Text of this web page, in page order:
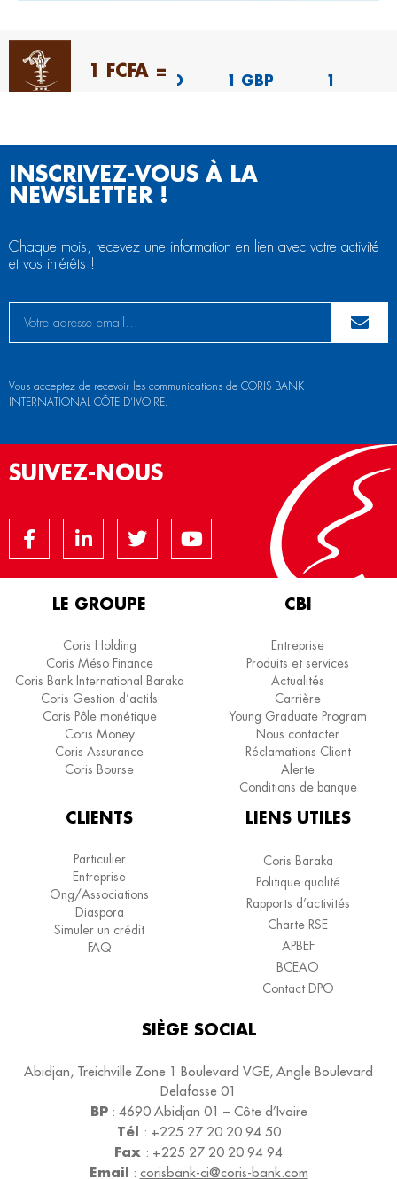
1 FCFA =
1 EUR 1 USD 1 GBP
1
0.416
INSCRIVEZ-VOUS À LA
NEWSLETTER !
Chaque mois, recevez une information en lien avec votre activité
et vos intérêts !
Vous acceptez de recevoir les communications de CORIS BANK
INTERNATIONAL CÔTE D’IVOIRE.
SUIVEZ-NOUS
LE GROUPE
Coris Holding
Coris Méso Finance
Coris Bank International Baraka
Coris Gestion d’actifs
Coris Pôle monétique
Coris Money
Coris Assurance
Coris Bourse
CBI
Entreprise
Produits et services
Actualités
Carrière
Young Graduate Program
Nous contacter
Réclamations Client
Alerte
Conditions de banque
CLIENTS
Particulier
Entreprise
Ong/Associations
Diaspora
Simuler un crédit
FAQ
LIENS UTILES
Coris Baraka
Politique qualité
Rapports d’activités
Charte RSE
APBEF
BCEAO
Contact DPO
SIÈGE SOCIAL
Abidjan, Treichville Zone 1 Boulevard VGE, Angle Boulevard
Delafosse 01
BP: 4690Abidjan 01 – Côte d’Ivoire
Tél : +225 27 20 20 94 50
Fax : +225 27 20 20 94 94
Email : corisbank-ci@coris-bank.com